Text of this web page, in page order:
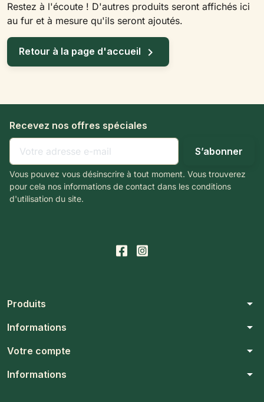
Restez à l'écoute ! D'autres produits seront affichés ici
au fur et à mesure qu'ils seront ajoutés.
Retour à la page d'accueil 
Recevez nos offres spéciales
Vous pouvez vous désinscrire à tout moment. Vous trouverez
pour cela nos informations de contact dans les conditions
d'utilisation du site.
Produits arrow_drop_down
Informations arrow_drop_down
Votre compte arrow_drop_down
Informations arrow_drop_down